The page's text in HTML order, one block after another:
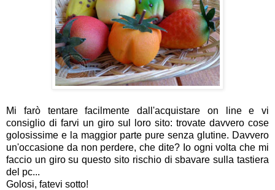
Mi farò tentare facilmente dall'acquistare on line e vi
consiglio di farvi un giro sul loro sito: trovate davvero cose
golosissime e la maggior parte pure senza glutine. Davvero
un'occasione da non perdere, che dite? Io ogni volta che mi
faccio un giro su questo sito rischio di sbavare sulla tastiera
del pc...
Golosi, fatevi sotto!